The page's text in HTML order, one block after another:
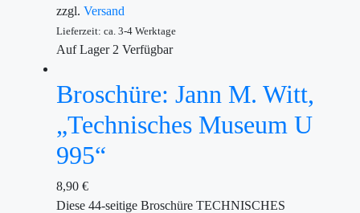
zzgl. Versand
Lieferzeit: ca. 3-4 Werktage
Auf Lager2 Verfügbar
Broschüre: Jann M. Witt,
„Technisches Museum U
995“
8,90 €
Diese 44-seitige Broschüre TECHNISCHES